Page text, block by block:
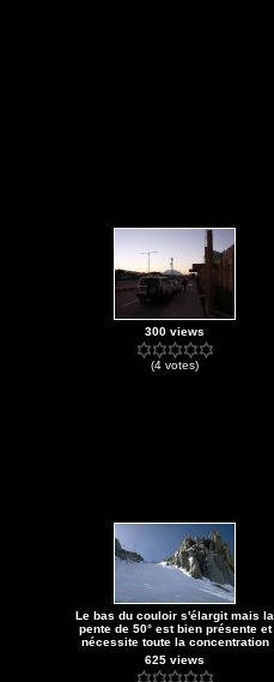
300 views
(4 votes)
Le bas du couloir s'élargit mais la
pente de 50° est bien présente et
nécessite toute la concentration
625 views